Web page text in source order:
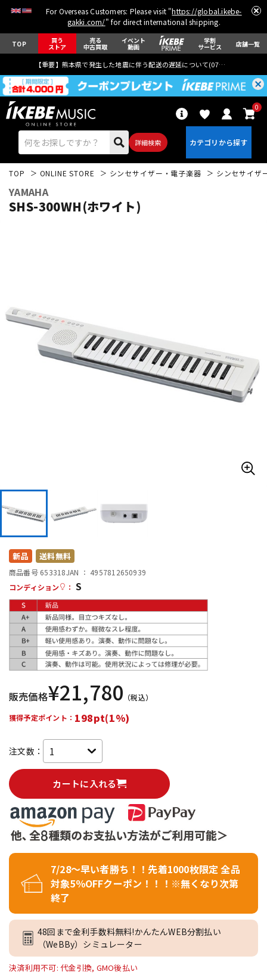
For Overseas Customers: Please visit "https://global.ikebe-
gakki.com/" for direct international shipping.
TOP 買う
ストア
売る
中古買取
イベント
動画
学割
サービス 店舗一覧
【重要】熊本県で発生した地震に伴う配送の遅延について(07月29日
詳細検索
0
ドラム
キーボード 電子ピアノ
配信/ライブ機器
中古
TOP ONLINE STORE シンセサイザー・電子楽器 シンセサイザ
YAMAHA
SHS-300WH(ホワイト)
新品 送料無料
商品番号 653318JAN ： 4957812650939
コンディション
： S
販売価格¥21,780 （税込）
獲得予定ポイント： 198pt(1%)
注文数：
カートに入れる
7/28～早い者勝ち！！先着1000枚限定 全品
対象5％OFFクーポン！！！※無くなり次第
終了
48回まで金利手数料無料!かんたんWEB分割払い
（WeBBy）シミュレーター
決済利用不可: 代金引換, GMO後払い